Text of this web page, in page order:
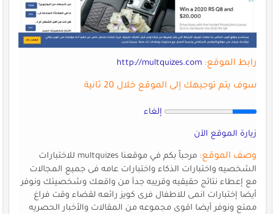
رابط الموقع: http://multquizes.com
سوف يتم توجيهك إلى الموقع خلال 20 ثانية
إلغاء
زيارة الموقع الآن
وصف الموقع:
مرحباً بكم في موقعنا multquizes للاختبارات
الشخصيه واختبارات الذكاء واختبارات عامه فى جميع المجالات
مع إعطاء نتائج حقيقيه وقريبه جدآ من واقعك وشخصيتك ونوفر
أيضا إختبارات انمى للاطفال فرى كويز رائعه لقضاء وقت فراغ
ممتع ونوفر أيضا اقوى مجموعه من المقالات والأخبار الحصريه